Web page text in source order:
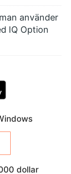
använder
IQ Option
dollar